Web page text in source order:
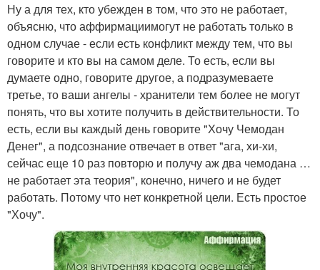
Ну а для тех, кто убежден в том, что это не работает,
объясню, что аффирмациимогут не работать только в
одном случае - если есть конфликт между тем, что вы
говорите и кто вы на самом деле. То есть, если вы
думаете одно, говорите другое, а подразумеваете
третье, то ваши ангелы - хранители тем более не могут
понять, что вы хотите получить в действительности. То
есть, если вы каждый день говорите "Хочу Чемодан
Денег", а подсознание отвечает в ответ "ага, хи-хи,
сейчас еще 10 раз повторю и получу аж два чемодана …
не работает эта теория", конечно, ничего и не будет
работать. Потому что нет конкретной цели. Есть простое
"Хочу".